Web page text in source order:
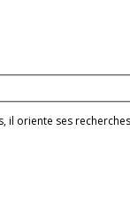
il oriente ses